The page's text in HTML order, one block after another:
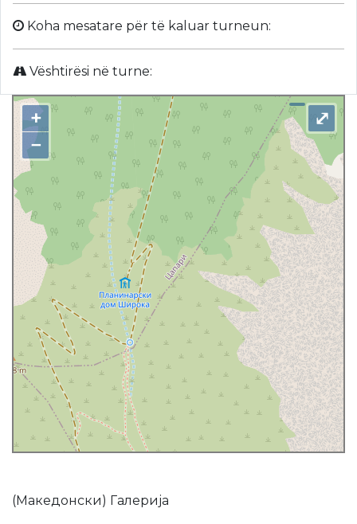
Koha mesatare për të kaluar turneun:
Vështirësi në turne:
+
−
⤢
(Македонски) Галерија